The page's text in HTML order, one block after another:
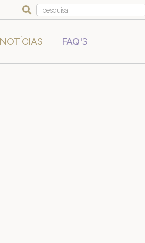

NOTÍCIAS FAQ'S